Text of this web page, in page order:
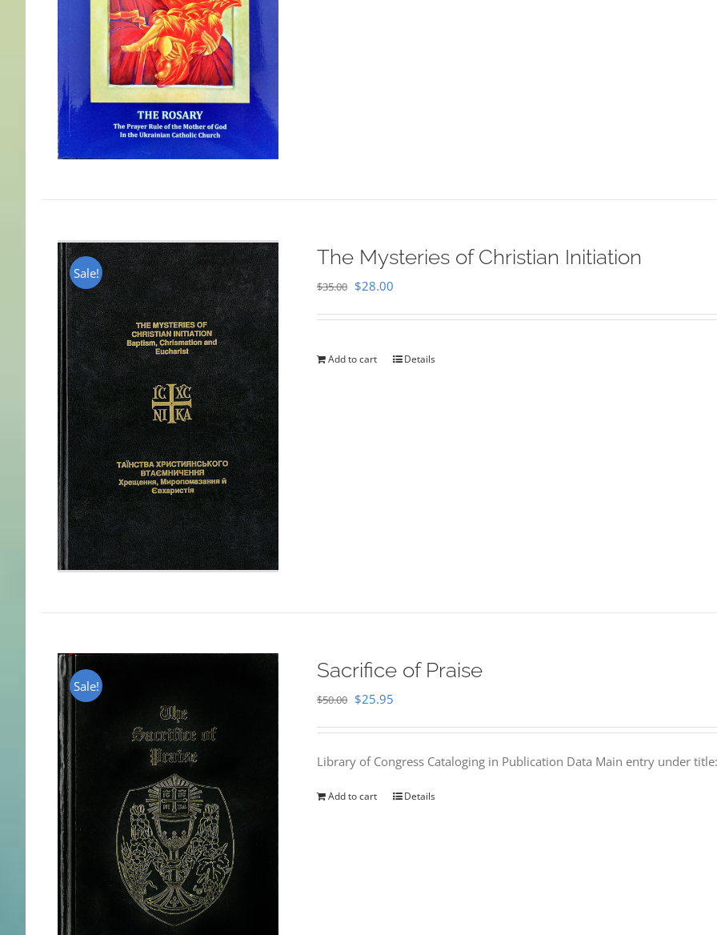
Sale!
The Mysteries of Christian Initiation
$35.00 Original
$35.00.
$28.00
$28.00.
Add to cart Details
Sale!
Sacrifice of Praise
$50.00 Original
$50.00.
$25.95
$25.95.
Library of Congress Cataloging in Publication Data Main entry under
Add to cart Details